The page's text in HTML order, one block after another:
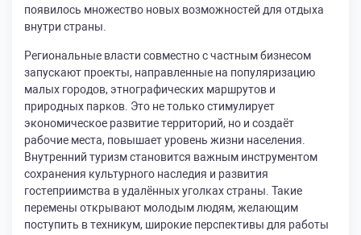
появилось множество новых возможностей для отдыха
внутри страны.
Региональные власти совместно с частным бизнесом
запускают проекты, направленные на популяризацию
малых городов, этнографических маршрутов и
природных парков. Это не только стимулирует
экономическое развитие территорий, но и создаёт
рабочие места, повышает уровень жизни населения.
Внутренний туризм становится важным инструментом
сохранения культурного наследия и развития
гостеприимства в удалённых уголках страны. Такие
перемены открывают молодым людям, желающим
поступить в техникум, широкие перспективы для работы